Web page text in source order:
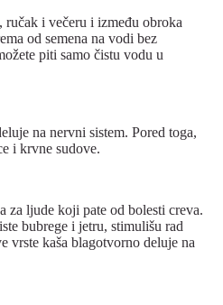
i večeru i između obroka
od semena na vodi bez
piti samo čistu vodu u
na nervni sistem. Pored toga,
i krvne sudove.
za ljude koji pate od bolesti creva.
bubrege i jetru, stimulišu rad
vrste kaša blagotvorno deluje na